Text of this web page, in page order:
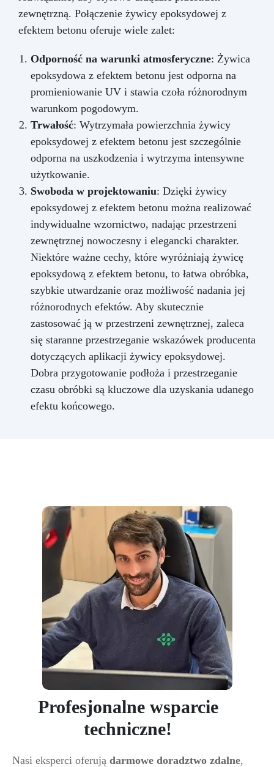
zewnętrzną. Połączenie żywicy epoksydowej z
efektem betonu oferuje wiele zalet:
Odporność na warunki atmosferyczne: Żywica
epoksydowa z efektem betonu jest odporna na
promieniowanie UV i stawia czoła różnorodnym
warunkom pogodowym.
Trwałość: Wytrzymała powierzchnia żywicy
epoksydowej z efektem betonu jest szczególnie
odporna na uszkodzenia i wytrzyma intensywne
użytkowanie.
Swoboda w projektowaniu: Dzięki żywicy
epoksydowej z efektem betonu można realizować
indywidualne wzornictwo, nadając przestrzeni
zewnętrznej nowoczesny i elegancki charakter.
Niektóre ważne cechy, które wyróżniają żywicę
epoksydową z efektem betonu, to łatwa obróbka,
szybkie utwardzanie oraz możliwość nadania jej
różnorodnych efektów. Aby skutecznie
zastosować ją w przestrzeni zewnętrznej, zaleca
się staranne przestrzeganie wskazówek producenta
dotyczących aplikacji żywicy epoksydowej.
Dobra przygotowanie podłoża i przestrzeganie
czasu obróbki są kluczowe dla uzyskania udanego
efektu końcowego.
Profesjonalne wsparcie
techniczne!
Nasi eksperci oferują darmowe doradztwo zdalne,